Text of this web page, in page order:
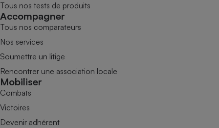
Tous nos tests de produits
Accompagner
Tous nos comparateurs
Nos services
Soumettre un litige
Rencontrer une association locale
Mobiliser
Combats
Victoires
Devenir adhérent